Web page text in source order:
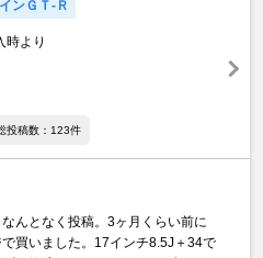
ンＧＴ‐Ｒ
時より
投稿数：123件
んとなく投稿。3ヶ月くらい前に
買いました。17インチ8.5J＋34で